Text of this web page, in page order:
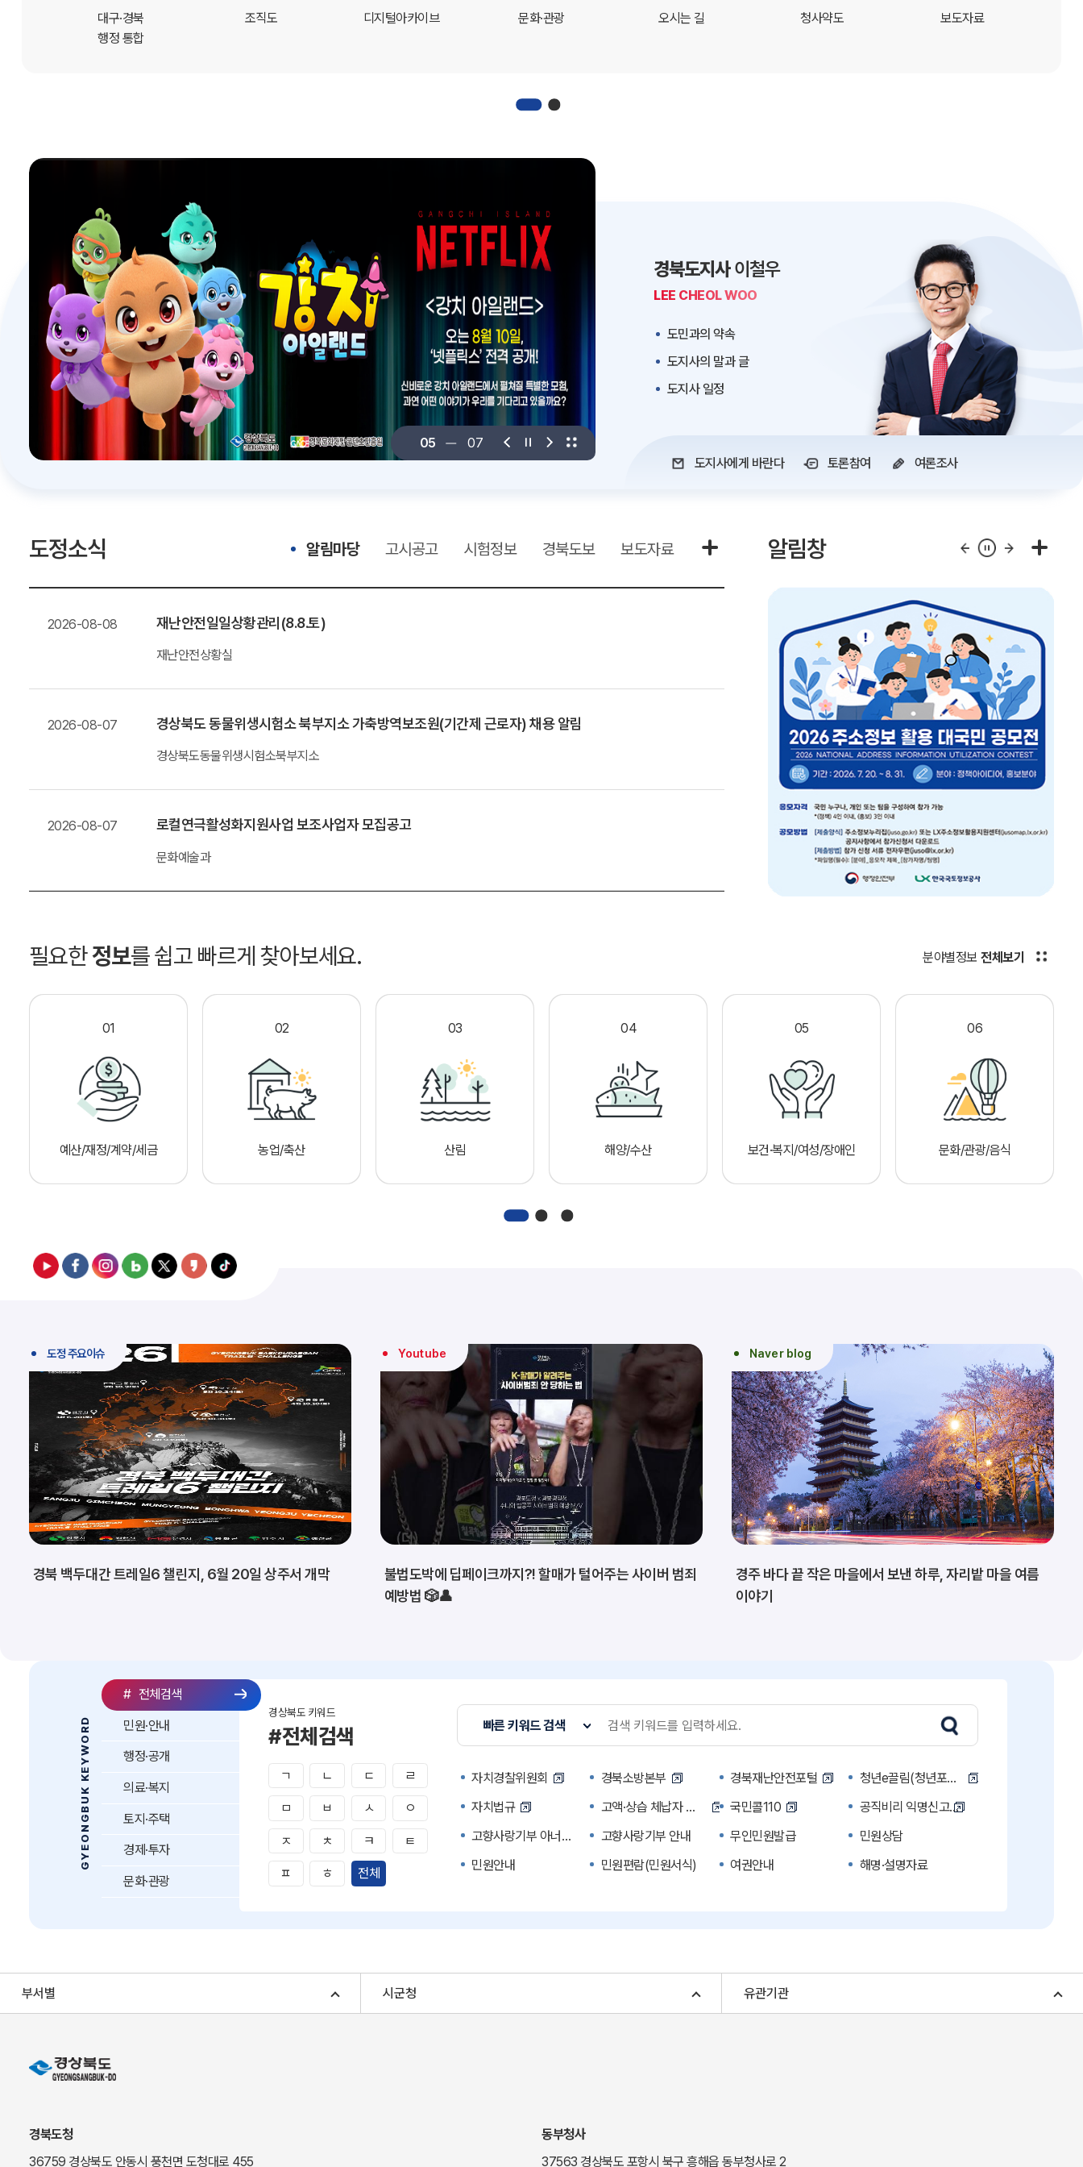
대구·경북
행정 통합
조직도 디지털아카이브 문화·관광 오시는 길 청사약도 보도자료
06 07
경북도지사이철우
LEE CHEOL WOO
도민과의 약속
도지사의 말과 글
도지사 일정
도지사에게 바란다 토론참여 여론조사
도정소식 알림마당 고시공고 시험정보 경북도보 보도자료
2026-08-08 재난안전일일상황관리(8.8.토)
재난안전상황실
2026-08-07 경상북도 동물위생시험소 북부지소 가축방역보조원(기간제 근로자) 채용 알림
경상북도동물위생시험소북부지소
2026-08-07 로컬연극활성화지원사업 보조사업자 모집공고
문화예술과
알림창
필요한정보를 쉽고 빠르게 찾아보세요.
01
예산/재정/계약/세금
02
농업/축산
03
산림
04
해양/수산
05
보건·복지/여성/장애인
06
문화/관광/음식
분야별정보 전체보기
도정 주요이슈
경북 백두대간 트레일6 챌린지, 6월 20일 상주서 개막
Youtube
불법도박에 딥페이크까지?! 할매가 털어주는 사이버 범죄
예방법 🎲👤
Naver blog
경주 바다 끝 작은 마을에서 보낸 하루, 자리밭 마을 여름
이야기
GYEONGBUK KEYWORD
# 전체검색
경상북도 키워드
#전체검색
ㄱ ㄴ ㄷ ㄹ
ㅁ ㅂ ㅅ ㅇ
ㅈ ㅊ ㅋ ㅌ
ㅍ ㅎ 전체
빠른 키워드 검색
자치경찰위원회 경북소방본부 경북재난안전포털
청년e끌림(청년포털)
자치법규
고액·상습 체납자 명단 국민콜110
공직비리 익명신고
고향사랑기부 아너스 클럽
고향사랑기부 안내 무인민원발급
민원상담
민원안내
민원편람(민원서식) 여권안내
해명·설명자료
귀농귀촌종합지원센터
부동산중개보수 안내 조상 땅 찾기
토지이용계획
경북e맛(음식정보)
도립예술단 공연소개 동락관
민원·안내
행정·공개
의료·복지
토지·주택
경제·투자
문화·관광
부서별 시군청 유관기관
경북도청
36759 경상북도 안동시 풍천면 도청대로 455
동부청사
37563 경상북도 포항시 북구 흥해읍 동부청사로 2